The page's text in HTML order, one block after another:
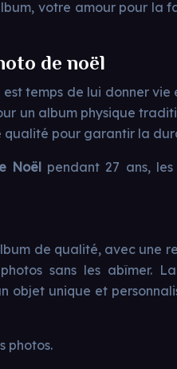
votre amour pour
de noël
est temps de lui donner vie
un album physique
pour garantir la
Noël pendant 27 ans,
de qualité, avec
sans les abîmer.
objet unique et
photos.